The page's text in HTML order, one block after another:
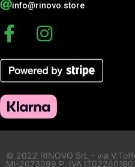
info@rinovo.store
F
c
e
b
o
k
I
s
t
a
g
a
© 2022 RINOVO SrL - via
MI-2073099 P. IVA